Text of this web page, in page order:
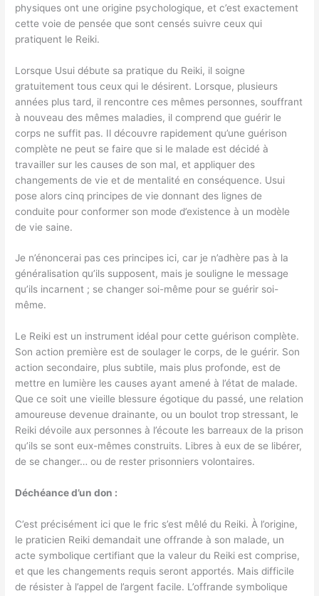
physiques ont une origine psychologique, et c’est exactement
cette voie de pensée que sont censés suivre ceux qui
pratiquent le Reiki.
Lorsque Usui débute sa pratique du Reiki, il soigne
gratuitement tous ceux qui le désirent. Lorsque, plusieurs
années plus tard, il rencontre ces mêmes personnes, souffrant
à nouveau des mêmes maladies, il comprend que guérir le
corps ne suffit pas. Il découvre rapidement qu’une guérison
complète ne peut se faire que si le malade est décidé à
travailler sur les causes de son mal, et appliquer des
changements de vie et de mentalité en conséquence. Usui
pose alors cinq principes de vie donnant des lignes de
conduite pour conformer son mode d’existence à un modèle
de vie saine.
Je n’énoncerai pas ces principes ici, car je n’adhère pas à la
généralisation qu’ils supposent, mais je souligne le message
qu’ils incarnent ; se changer soi-même pour se guérir soi-
même.
Le Reiki est un instrument idéal pour cette guérison complète.
Son action première est de soulager le corps, de le guérir. Son
action secondaire, plus subtile, mais plus profonde, est de
mettre en lumière les causes ayant amené à l’état de malade.
Que ce soit une vieille blessure égotique du passé, une relation
amoureuse devenue drainante, ou un boulot trop stressant, le
Reiki dévoile aux personnes à l’écoute les barreaux de la prison
qu’ils se sont eux-mêmes construits. Libres à eux de se libérer,
de se changer… ou de rester prisonniers volontaires.
Déchéance d’un don :
C’est précisément ici que le fric s’est mêlé du Reiki. À l’origine,
le praticien Reiki demandait une offrande à son malade, un
acte symbolique certifiant que la valeur du Reiki est comprise,
et que les changements requis seront apportés. Mais difficile
de résister à l’appel de l’argent facile. L’offrande symbolique